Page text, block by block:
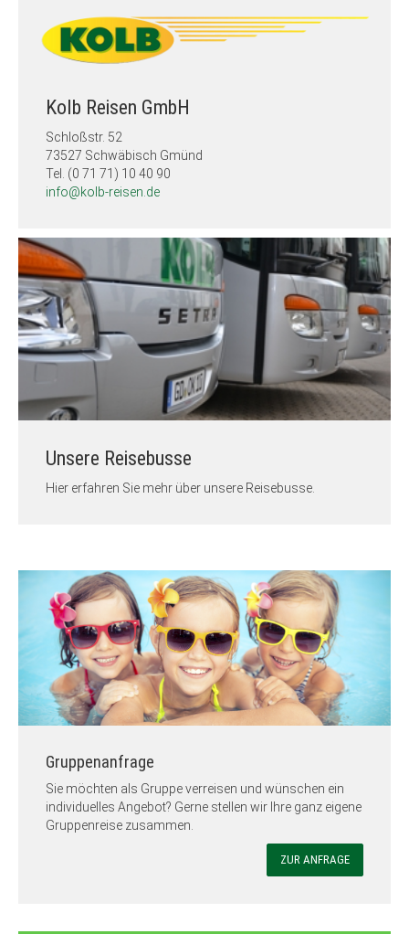
Kolb Reisen GmbH
Schloßstr. 52
73527 Schwäbisch Gmünd
Tel. (0 71 71) 10 40 90
info@kolb-reisen.de
Unsere Reisebusse
Hier erfahren Sie mehr über unsere Reisebusse.
Gruppenanfrage
Sie möchten als Gruppe verreisen und wünschen ein
individuelles Angebot? Gerne stellen wir Ihre ganz eigene
Gruppenreise zusammen.
ZUR ANFRAGE